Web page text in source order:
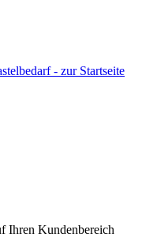
Ihren Kundenbereich